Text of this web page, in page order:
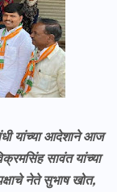
यांच्या आदेशाने आज
सावंत यांच्या
नेते सुभाष खोत,